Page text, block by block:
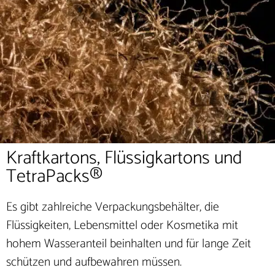
Kraftkartons, Flüssigkartons und
TetraPacks®
Es gibt zahlreiche Verpackungsbehälter, die
Flüssigkeiten, Lebensmittel oder Kosmetika mit
hohem Wasseranteil beinhalten und für lange Zeit
schützen und aufbewahren müssen.